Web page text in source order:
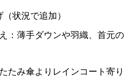
状況で追加）
：薄手ダウンや羽織、首元の
たみ傘よりレインコート寄り